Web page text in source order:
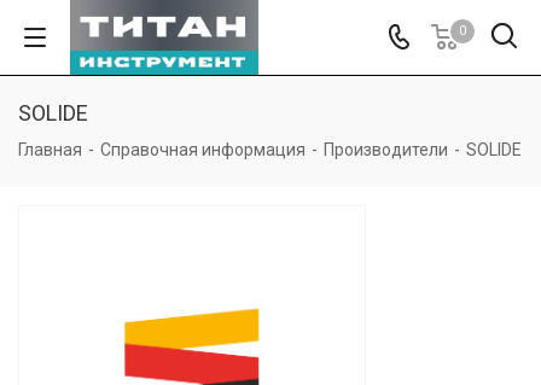
0
SOLIDE
Главная - Справочная информация - Производители - SOLIDE